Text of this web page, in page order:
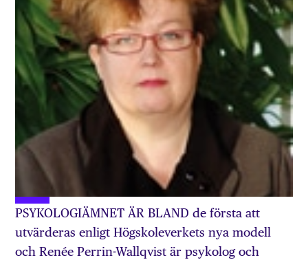
PSYKOLOGIÄMNET ÄR BLAND de första att
utvärderas enligt Högskoleverkets nya modell
och Renée Perrin-Wallqvist är psykolog och